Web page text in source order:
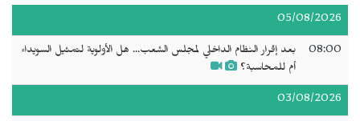
05/08/2026
08:00
بعد إقرار النظام الداخلي لمجلس الشعب... هل الأولوية لتمثيل السويداء
أم للمحاسبة؟
03/08/2026